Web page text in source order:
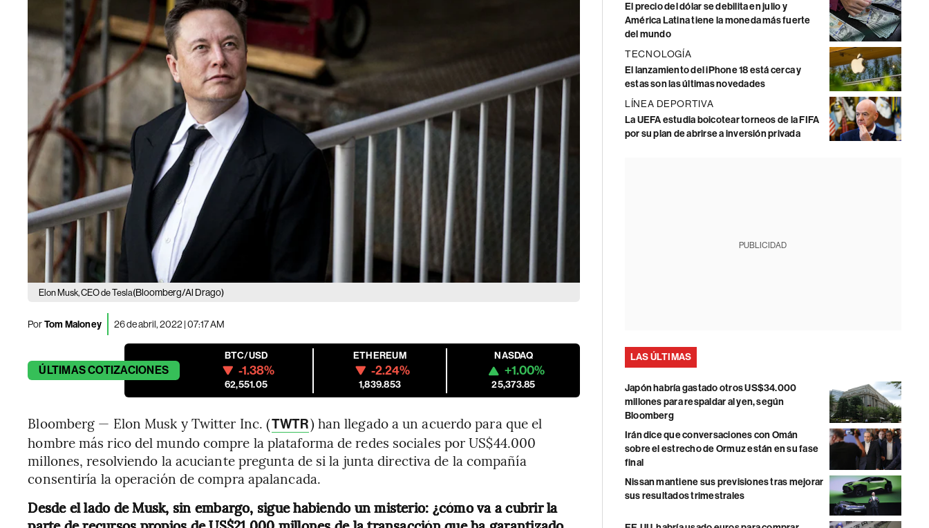
Elon Musk, CEO de Tesla(Bloomberg/Al Drago)
PorTom Maloney 26 de abril, 2022 | 07:17 AM
ÚLTIMASCOTIZACIONES
BTC/USD
-1.38%
62,551.05
ETHEREUM
-2.24%
1,839.853
NASDAQ
+1.00%
25,373.85
Bloomberg — Elon Musk y Twitter Inc. (TWTR) han llegado a un acuerdo para que el
hombre más rico del mundo compre la plataforma de redes sociales por US$44.000
millones, resolviendo la acuciante pregunta de si la junta directiva de la compañía
consentiría la operación de compra apalancada.
Desde el lado de Musk, sin embargo, sigue habiendo un misterio: ¿cómo va a cubrir la
El precio del dólar se debilita en julio y
América Latina tiene la moneda más fuerte
del mundo
TECNOLOGÍA
El lanzamiento del iPhone 18 está cerca y
estas son las últimas novedades
LÍNEA DEPORTIVA
La UEFA estudia boicotear torneos de la FIFA
por su plan de abrirse a inversión privada
PUBLICIDAD
LAS ÚLTIMAS
Japón habría gastado otros US$34.000
millones para respaldar al yen, según
Bloomberg
Irán dice que conversaciones con Omán
sobre el estrecho de Ormuz están en su fase
final
Nissan mantiene sus previsiones tras mejorar
sus resultados trimestrales